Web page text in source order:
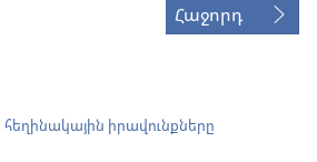
Հաջորդ
իրավունքները